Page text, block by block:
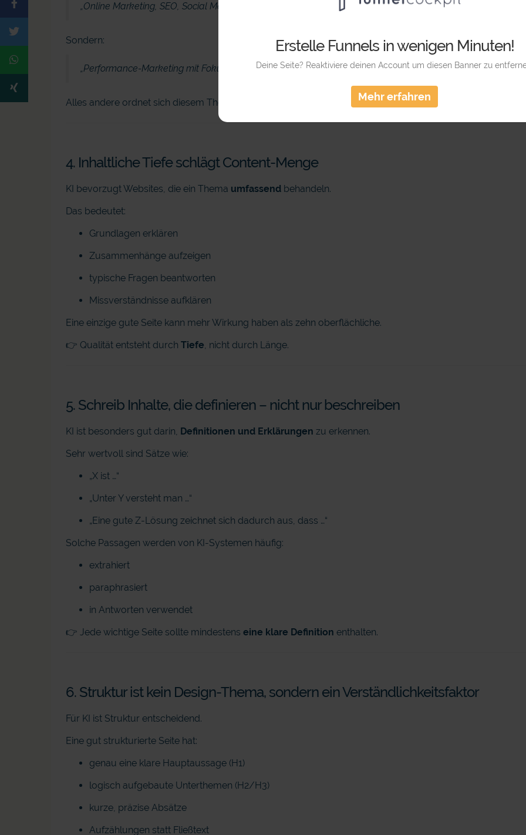
„Online Marketing, SEO, Social Media, Branding, Design, Beratung“
Sondern:
„Performance-Marketing mit Fokus auf Google Ads & Meta Ads“
Alles andere ordnet sich diesem Thema unter.
4. Inhaltliche Tiefe schlägt Content-Menge
KI bevorzugt Websites, die ein Thema umfassend behandeln.
Das bedeutet:
Grundlagen erklären
Zusammenhänge aufzeigen
typische Fragen beantworten
Missverständnisse aufklären
Eine einzige gute Seite kann mehr Wirkung haben als zehn oberflächliche.
👉 Qualität entsteht durch Tiefe, nicht durch Länge.
5. Schreib Inhalte, die definieren – nicht nur beschreiben
KI ist besonders gut darin, Definitionen und Erklärungen zu erkennen.
Sehr wertvoll sind Sätze wie:
„X ist …“
„Unter Y versteht man …“
„Eine gute Z-Lösung zeichnet sich dadurch aus, dass …“
Solche Passagen werden von KI-Systemen häufig:
extrahiert
paraphrasiert
in Antworten verwendet
👉 Jede wichtige Seite sollte mindestens eine klare Definition enthalten.
6. Struktur ist kein Design-Thema, sondern ein Verständlichkeitsfaktor
Für KI ist Struktur entscheidend.
Eine gut strukturierte Seite hat:
genau eine klare Hauptaussage (H1)
logisch aufgebaute Unterthemen (H2/H3)
kurze, präzise Absätze
Aufzählungen statt Fließtext
Erstelle Funnels in wenigen Minuten!
Deine Seite? Reaktiviere deinen Account um diesen Banner zu
Mehr erfahren